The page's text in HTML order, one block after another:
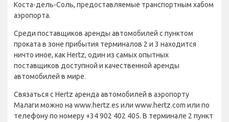
Коста-дель-Соль, предоставляемые транспортным хабом
аэропорта.
Среди поставщиков аренды автомобилей с пунктом
проката в зоне прибытия терминалов 2 и 3 находится
ничто иное, как Hertz, один из самых опытных
поставщиков доступной и качественной аренды
автомобилей в мире.
Связаться с Hertz аренда автомобилей в аэропорту
Малаги можно на www.hertz.es или www.hertz.com или по
телефону по номеру +34 902 402 405. В терминале 2 пункт